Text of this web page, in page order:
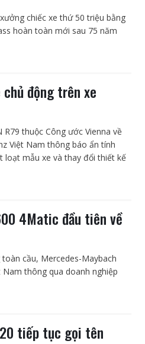
chiếc xe thứ 50 triệu bằng
hoàn toàn mới sau 75 năm
động trên xe
thuộc Công ước Vienna về
Việt Nam thông báo ẩn tính
loạt mẫu xe và thay đổi thiết kế
4Matic đầu tiên về
cầu, Mercedes-Maybach
thông qua doanh nghiệp
tiếp tục gọi tên